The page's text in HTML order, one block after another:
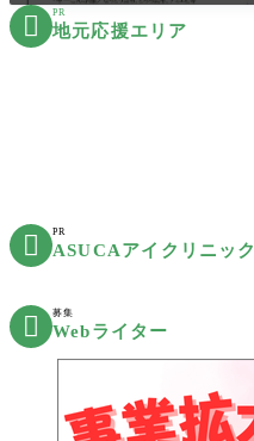
 PR
地元応援エリア
 PR
ASUCAアイクリニック
 募集
Webライター